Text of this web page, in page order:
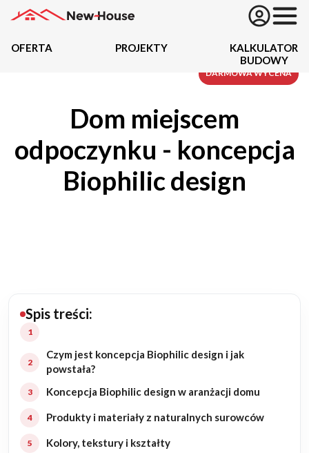
Działki
Budowa domu
Rezydencje
Remonty
OFERTA PROJEKTY
KALKULATOR
BUDOWY
Dom miejscem
odpoczynku - koncepcja
Biophilic design
Spis treści:
Czym jest koncepcja Biophilic design i jak
powstała?
Koncepcja Biophilic design w aranżacji domu
Produkty i materiały z naturalnych surowców
Kolory, tekstury i kształty
DARMOWA WYCENA